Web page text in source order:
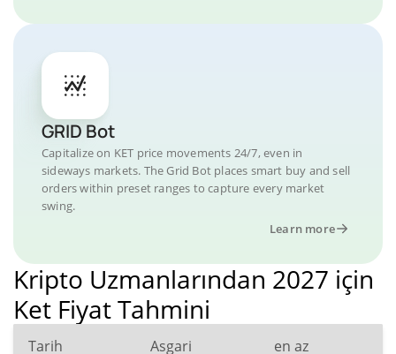
GRID Bot
Capitalize on KET price movements 24/7, even in
sideways markets. The Grid Bot places smart buy and sell
orders within preset ranges to capture every market
swing.
Learn more
Kripto Uzmanlarından 2027 için
Ket Fiyat Tahmini
Tarih Asgari en az